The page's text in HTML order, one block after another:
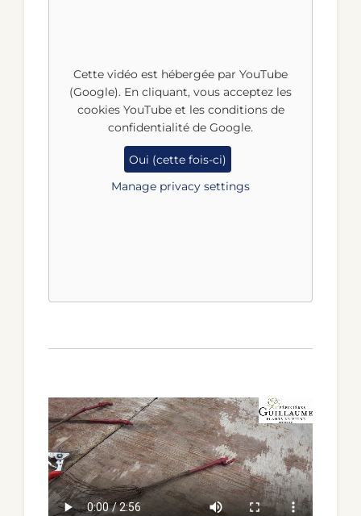
Cette vidéo est hébergée par YouTube
(Google). En cliquant, vous acceptez les
cookies YouTube et les conditions de
confidentialité de Google.
Oui (cette fois-ci)
Manage privacy settings
Video
file